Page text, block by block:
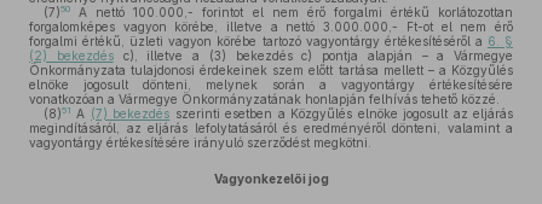
(7)50
A nettó 100.000,- forintot el nem érő forgalmi értékű korlátozottan
forgalomképes vagyon körébe, illetve a nettó 3.000.000,- Ft-ot el nem érő
forgalmi értékű, üzleti vagyon körébe tartozó vagyontárgy értékesítéséről a 6. §
(2) bekezdésc), illetve a (3) bekezdés c) pontja alapján – a Vármegye
Önkormányzata tulajdonosi érdekeinek szem előtt tartása mellett – a Közgyűlés
elnöke jogosult dönteni, melynek során a vagyontárgy értékesítésére
vonatkozóan a Vármegye Önkormányzatának honlapján felhívás tehető közzé.
(8)51 A (7) bekezdés szerinti esetben a Közgyűlés elnöke jogosult az eljárás
megindításáról, az eljárás lefolytatásáról és eredményéről dönteni, valamint a
vagyontárgy értékesítésére irányuló szerződést megkötni.
Vagyonkezelői jog